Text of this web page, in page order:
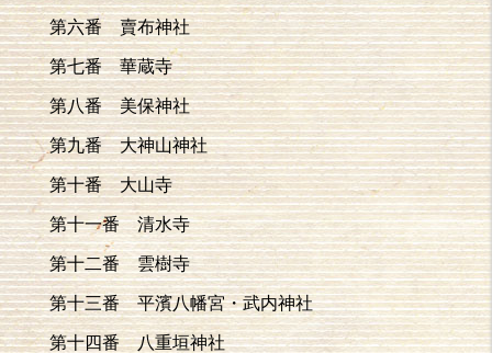
第六番 賣布神社
第七番 華蔵寺
第八番 美保神社
第九番 大神山神社
第十番 大山寺
第十一番 清水寺
第十二番 雲樹寺
第十三番 平濱八幡宮・武内神社
第十四番 八重垣神社